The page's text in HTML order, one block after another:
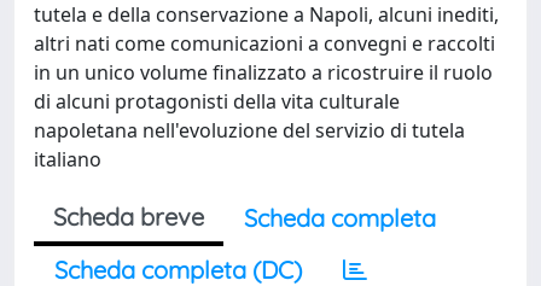
tutela e della conservazione a Napoli, alcuni inediti,
altri nati come comunicazioni a convegni e raccolti
in un unico volume finalizzato a ricostruire il ruolo
di alcuni protagonisti della vita culturale
napoletana nell'evoluzione del servizio di tutela
italiano
Scheda breve
Scheda completa
Scheda completa (DC)